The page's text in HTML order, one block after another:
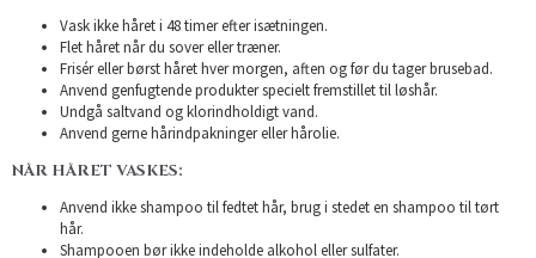
Vask ikke håret i 48 timer efter isætningen.
Flet håret når du sover eller træner.
Frisér eller børst håret hver morgen, aften og før du tager brusebad.
Anvend genfugtende produkter specielt fremstillet til løshår.
Undgå saltvand og klorindholdigt vand.
Anvend gerne hårindpakninger eller hårolie.
NÅR HÅRET VASKES:
Anvend ikke shampoo til fedtet hår, brug i stedet en shampoo til tørt
hår.
Shampooen bør ikke indeholde alkohol eller sulfater.